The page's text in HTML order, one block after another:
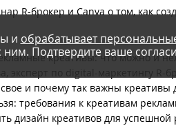
R-брокер и Canva о том, как
креативы: что можно и
эксперт по digital-маркетингу R-
и почему так важны креативы
требования к креативам
дизайн креативов для успешной
и обрабатывает
ним. Подтвердите ваше